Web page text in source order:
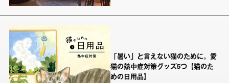
「暑い」と言えない猫のために。愛
猫の熱中症対策グッズ5つ【猫のた
めの日用品】